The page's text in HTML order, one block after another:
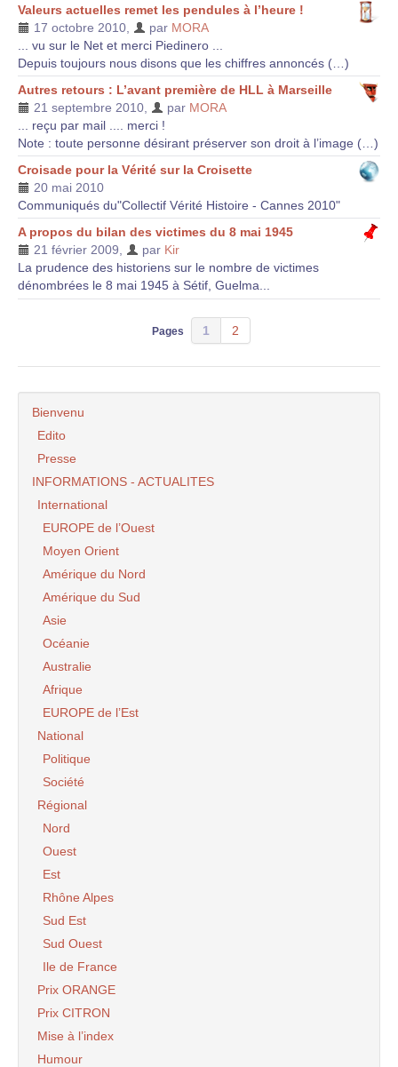
Valeurs actuelles remet les pendules à l’heure !
17 octobre 2010
par MORA
... vu sur le Net et merci Piedinero ...
Depuis toujours nous disons que les chiffres annoncés (…)
Autres retours : L’avant première de HLL à Marseille
21 septembre 2010
par MORA
... reçu par mail .... merci !
Note : toute personne désirant préserver son droit à l’image (…)
Croisade pour la Vérité sur la Croisette
20 mai 2010
Communiqués du"Collectif Vérité Histoire - Cannes 2010"
A propos du bilan des victimes du 8 mai 1945
21 février 2009
par Kir
La prudence des historiens sur le nombre de victimes
dénombrées le 8 mai 1945 à Sétif, Guelma...
Pages 1 2
Bienvenu
Edito
Presse
INFORMATIONS - ACTUALITES
International
EUROPE de l’Ouest
Moyen Orient
Amérique du Nord
Amérique du Sud
Asie
Océanie
Australie
Afrique
EUROPE de l’Est
National
Politique
Société
Régional
Nord
Ouest
Est
Rhône Alpes
Sud Est
Sud Ouest
Ile de France
Prix ORANGE
Prix CITRON
Mise à l’index
Humour